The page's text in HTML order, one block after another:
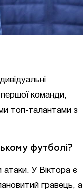
команди,
топ-талантами з
футболі?
атаки. У Віктора є
гравець, а